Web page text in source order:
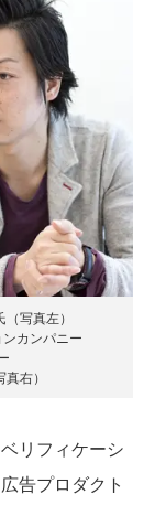
写真左）
カンパニー
右）
リフィケーシ
告プロダクト